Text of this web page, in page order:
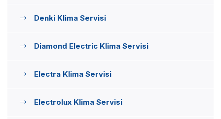
Denki Klima Servisi
Diamond Electric Klima Servisi
Electra Klima Servisi
Electrolux Klima Servisi